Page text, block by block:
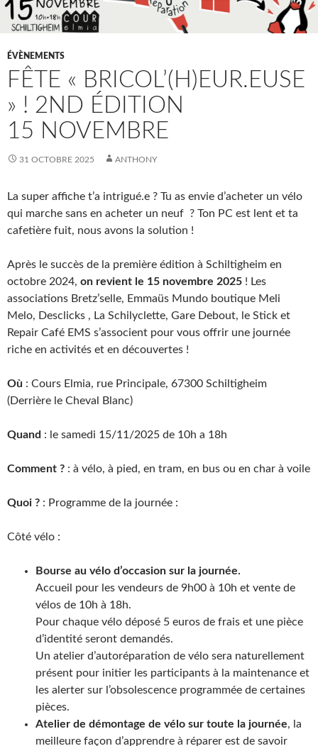
ÉVÈNEMENTS
FÊTE « BRICOL’(H)EUR.EUSE
» ! 2ND ÉDITION
15 NOVEMBRE
31 OCTOBRE 2025 ANTHONY
La super affiche t’a intrigué.e ? Tu as envie d’acheter un vélo
qui marche sans en acheter un neuf ? Ton PC est lent et ta
cafetière fuit, nous avons la solution !
Après le succès de la première édition à Schiltigheim en
octobre 2024, on revient le 15 novembre 2025 ! Les
associations Bretz’selle, Emmaüs Mundo boutique Meli
Melo, Desclicks , La Schilyclette, Gare Debout, le Stick et
Repair Café EMS s’associent pour vous offrir une journée
riche en activités et en découvertes !
Où : Cours Elmia, rue Principale, 67300 Schiltigheim
(Derrière le Cheval Blanc)
Quand : le samedi 15/11/2025 de 10h a 18h
Comment ? : à vélo, à pied, en tram, en bus ou en char à voile
Quoi ? : Programme de la journée :
Côté vélo :
Bourse au vélo d’occasion sur la journée.
Accueil pour les vendeurs de 9h00 à 10h et vente de
vélos de 10h à 18h.
Pour chaque vélo déposé 5 euros de frais et une pièce
d’identité seront demandés.
Un atelier d’autoréparation de vélo sera naturellement
présent pour initier les participants à la maintenance et
les alerter sur l’obsolescence programmée de certaines
pièces.
Atelier de démontage de vélo sur toute la journée, la
meilleure façon d’apprendre à réparer est de savoir